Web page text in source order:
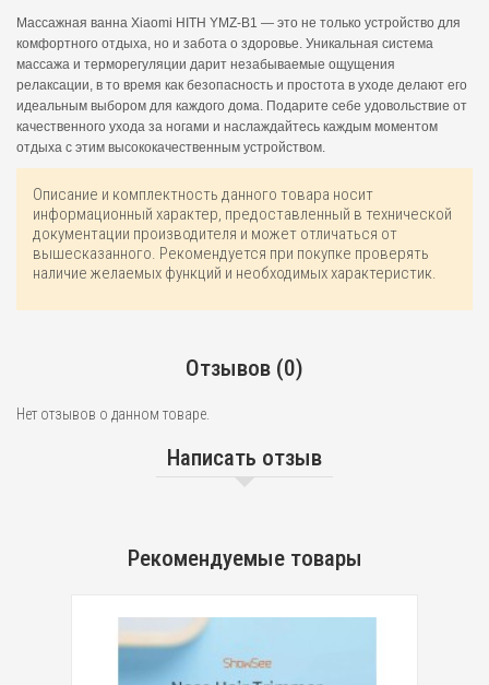
Массажная ванна Xiaomi HITH YMZ-B1 — это не только устройство для
комфортного отдыха, но и забота о здоровье. Уникальная система
массажа и терморегуляции дарит незабываемые ощущения
релаксации, в то время как безопасность и простота в уходе делают его
идеальным выбором для каждого дома. Подарите себе удовольствие от
качественного ухода за ногами и наслаждайтесь каждым моментом
отдыха с этим высококачественным устройством.
Описание и комплектность данного товара носит
информационный характер, предоставленный в технической
документации производителя и может отличаться от
вышесказанного. Рекомендуется при покупке проверять
наличие желаемых функций и необходимых характеристик.
Отзывов (0)
Нет отзывов о данном товаре.
Написать отзыв
Рекомендуемые товары